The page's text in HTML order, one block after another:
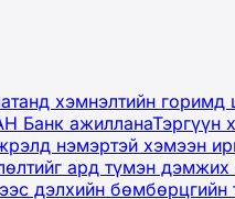
хэмнэлтийн
Банк ажилланаТэргүүн
нэмэртэй хэмээн
ард түмэн дэмжих
дэлхийн бөмбөрцгийн